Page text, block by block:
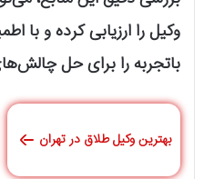
بررسی دقیق این منابع،
وکیل را ارزیابی کرده و با
باتجربه را برای حل